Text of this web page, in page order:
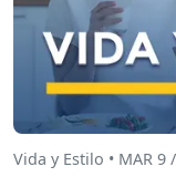
Vida y Estilo • MAR 9